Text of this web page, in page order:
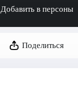
Добавить в персоны
Поделиться